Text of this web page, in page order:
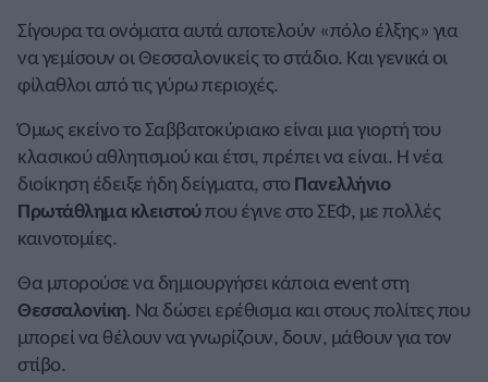
Σίγουρα τα ονόματα αυτά αποτελούν «πόλο έλξης» για
να γεμίσουν οι Θεσσαλονικείς το στάδιο. Και γενικά οι
φίλαθλοι από τις γύρω περιοχές.
Όμως εκείνο το Σαββατοκύριακο είναι μια γιορτή του
κλασικού αθλητισμού και έτσι, πρέπει να είναι. Η νέα
διοίκηση έδειξε ήδη δείγματα, στο Πανελλήνιο
Πρωτάθλημα κλειστούπου έγινε στο ΣΕΦ, με πολλές
καινοτομίες.
Θα μπορούσε να δημιουργήσει κάποια event στη
Θεσσαλονίκη. Να δώσει ερέθισμα και στους πολίτες που
μπορεί να θέλουν να γνωρίζουν, δουν, μάθουν για τον
στίβο.